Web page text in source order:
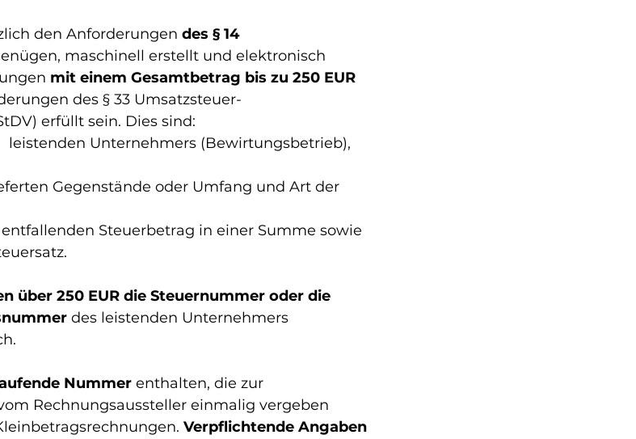
den Anforderungen des § 14
maschinell erstellt und elektronisch
mit einem Gesamtbetrag bis zu 250 EUR
des § 33 Umsatzsteuer-
erfüllt sein. Dies sind:
leistenden Unternehmers (Bewirtungsbetrieb),
Gegenstände oder Umfang und Art der
Steuerbetrag in einer Summe sowie
über 250 EUR die Steuernummer oder die
des leistenden Unternehmers
Nummer enthalten, die zur
Rechnungsaussteller einmalig vergeben
Verpflichtende Angaben